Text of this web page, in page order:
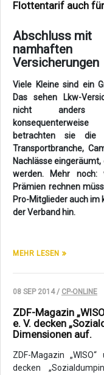
Flottentarif auch
Abschluss mit
namhaften
Versicherungen
Viele Kleine sind ein
Das sehen Lkw-
nicht anders
konsequenterweise
betrachten sie die
Transportbranche,
Nachlässe
werden. Mehr noch:
Prämien rechnen
Pro-Mitglieder auch
der Verband hin.
MEHR LESEN
08 SEP 2014 / CP-ONLINE
ZDF-Magazin
e. V. decken
Dimensionen auf.
ZDF-Magazin
decken